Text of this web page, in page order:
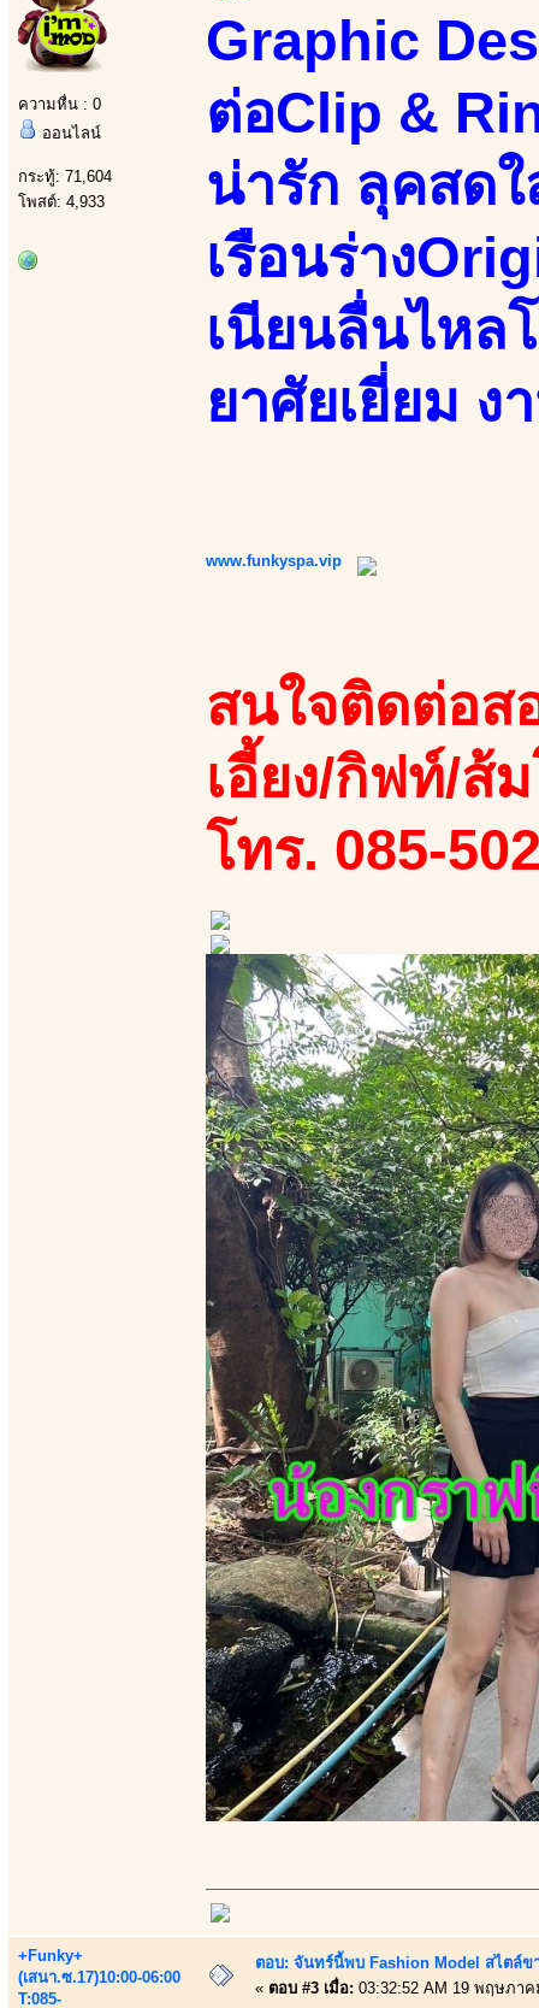
ความหื่น : 0
ออนไลน์
กระทู้: 71,604
โพสต์: 4,933
Graphic
ต่อClip &
น่ารัก ลุคสดใ
เรือนร่าง
เนียนลื่นไหล
ยาศัยเยี่ยม ง
www.funkyspa.vip
สนใจติดต่อส
เอี้ยง/กิฟท์/ส้
โทร. 085-
+Funky+
(เสนา.ซ.17)10:00-06:00
T:085-
ตอบ: จันทร์นี้พบ Fashion Model สไตล์ข
« ตอบ #3 เมื่อ: 03:32:52 AM 19 พฤษภาค